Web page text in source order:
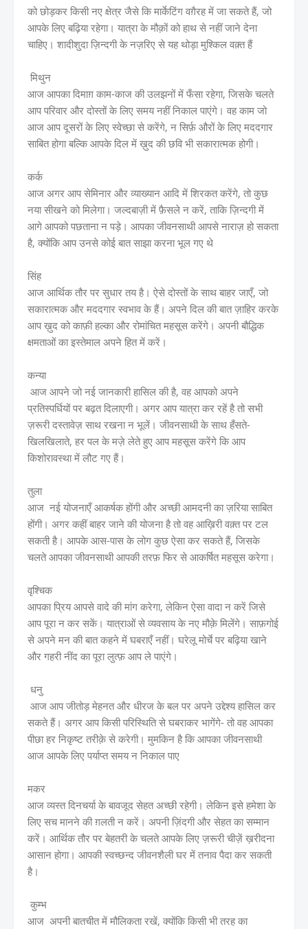
को छोड़कर किसी नए क्षेत्र जैसे कि मार्केटिंग वग़ैरह में जा सकते हैं, जो
आपके लिए बढ़िया रहेगा। यात्रा के मौक़ों को हाथ से नहीं जाने देना
चाहिए। शादीशुदा ज़िन्दगी के नज़रिए से यह थोड़ा मुश्किल वक़्त हैं
मिथुन
आज आपका दिमाग़ काम-काज की उलझनों में फँसा रहेगा, जिसके चलते
आप परिवार और दोस्तों के लिए समय नहीं निकाल पाएंगे। वह काम जो
आज आप दूसरों के लिए स्वेच्छा से करेंगे, न सिर्फ़ औरों के लिए मददगार
साबित होगा बल्कि आपके दिल में ख़ुद की छवि भी सकारात्मक होगी।
कर्क
आज अगर आप सेमिनार और व्याख्यान आदि में शिरकत करेंगे, तो कुछ
नया सीखने को मिलेगा। जल्दबाज़ी में फ़ैसले न करें, ताकि ज़िन्दगी में
आगे आपको पछताना न पड़े। आपका जीवनसाथी आपसे नाराज़ हो सकता
है, क्योंकि आप उनसे कोई बात साझा करना भूल गए थे
सिंह
आज आर्थिक तौर पर सुधार तय है। ऐसे दोस्तों के साथ बाहर जाएँ, जो
सकारात्मक और मददगार स्वभाव के हैं। अपने दिल की बात ज़ाहिर करके
आप ख़ुद को काफ़ी हल्का और रोमांचित महसूस करेंगे। अपनी बौद्धिक
क्षमताओं का इस्तेमाल अपने हित में करें।
कन्या
आज आपने जो नई जानकारी हासिल की है, वह आपको अपने
प्रतिस्पर्धियों पर बढ़त दिलाएगी। अगर आप यात्रा कर रहें है तो सभी
ज़रूरी दस्तावेज़ साथ रखना न भूलें। जीवनसाथी के साथ हँसते-
खिलखिलाते, हर पल के मज़े लेते हुए आप महसूस करेंगे कि आप
किशोरावस्था में लौट गए हैं।
तुला
आज नई योजनाएँ आकर्षक होंगी और अच्छी आमदनी का ज़रिया साबित
होंगी। अगर कहीं बाहर जाने की योजना है तो वह आख़िरी वक़्त पर टल
सकती है। आपके आस-पास के लोग कुछ ऐसा कर सकते हैं, जिसके
चलते आपका जीवनसाथी आपकी तरफ़ फिर से आकर्षित महसूस करेगा।
वृश्चिक
आपका प्रिय आपसे वादे की मांग करेगा, लेकिन ऐसा वादा न करें जिसे
आप पूरा न कर सकें। यात्राओं से व्यवसाय के नए मौक़े मिलेंगे। साफ़गोई
से अपने मन की बात कहने में घबराएँ नहीं। घरेलू मोर्चे पर बढ़िया खाने
और गहरी नींद का पूरा लुत्फ़ आप ले पाएंगे।
धनु
आज आप जीतोड़ मेहनत और धीरज के बल पर अपने उद्देश्य हासिल कर
सकते हैं। अगर आप किसी परिस्थिति से घबराकर भागेंगे- तो वह आपका
पीछा हर निकृष्ट तरीक़े से करेगी। मुमकिन है कि आपका जीवनसाथी
आज आपके लिए पर्याप्त समय न निकाल पाए
मकर
आज व्यस्त दिनचर्या के बावजूद सेहत अच्छी रहेगी। लेकिन इसे हमेशा के
लिए सच मानने की ग़लती न करें। अपनी ज़िंदगी और सेहत का सम्मान
करें। आर्थिक तौर पर बेहतरी के चलते आपके लिए ज़रूरी चीज़ें ख़रीदना
आसान होगा। आपकी स्वच्छन्द जीवनशैली घर में तनाव पैदा कर सकती
है‌।
कुम्भ
आज अपनी बातचीत में मौलिकता रखें, क्योंकि किसी भी तरह का